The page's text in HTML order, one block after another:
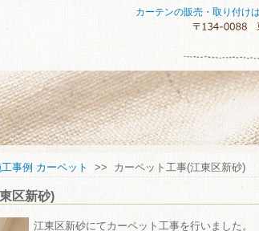
カーテンの販売・取り付け
に
事例 カーペット >> カーペット工事(江東区新砂)
区新砂)
江東区新砂にてカーペット工事を行いました。